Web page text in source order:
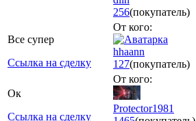
256(покупатель)
Все супер
Ссылка на сделку
От кого:
hhaann
127(покупатель)
Ок
Ссылка на сделку
От кого:
Protector1981